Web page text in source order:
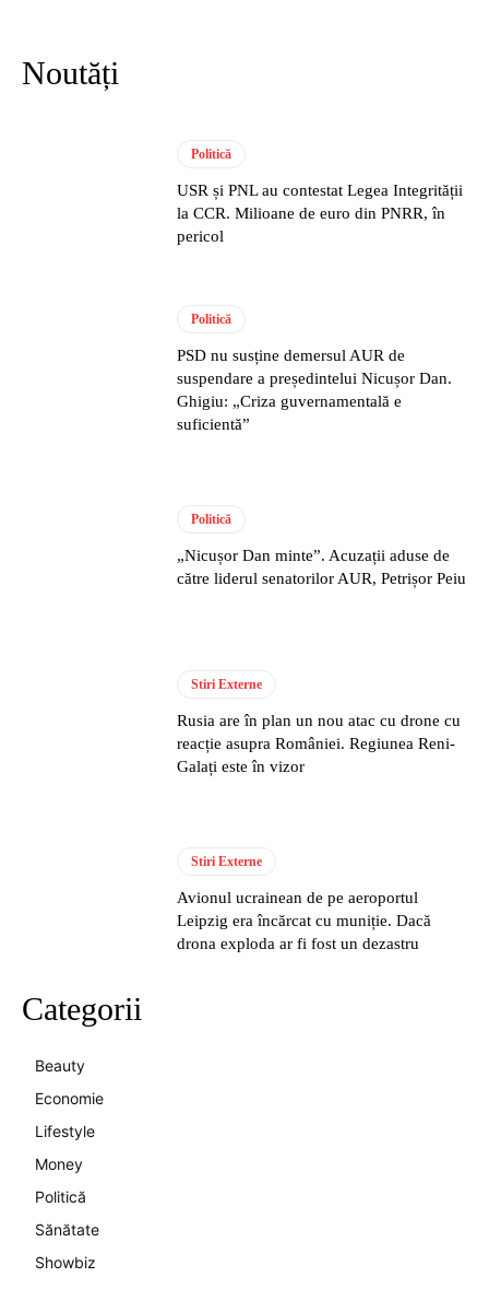
Noutăți
Politică
USR și PNL au contestat Legea Integrității
la CCR. Milioane de euro din PNRR, în
pericol
Politică
PSD nu susține demersul AUR de
suspendare a președintelui Nicușor Dan.
Ghigiu: „Criza guvernamentală e
suficientă”
Politică
„Nicușor Dan minte”. Acuzații aduse de
către liderul senatorilor AUR, Petrișor Peiu
Stiri Externe
Rusia are în plan un nou atac cu drone cu
reacție asupra României. Regiunea Reni-
Galați este în vizor
Stiri Externe
Avionul ucrainean de pe aeroportul
Leipzig era încărcat cu muniție. Dacă
drona exploda ar fi fost un dezastru
Categorii
Beauty
Economie
Lifestyle
Money
Politică
Sănătate
Showbiz